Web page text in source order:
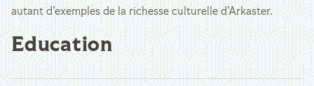
autant d’exemples de la richesse culturelle d’Arkaster.
Education